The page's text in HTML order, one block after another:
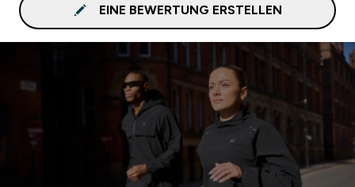
EINE BEWERTUNG ERSTELLEN